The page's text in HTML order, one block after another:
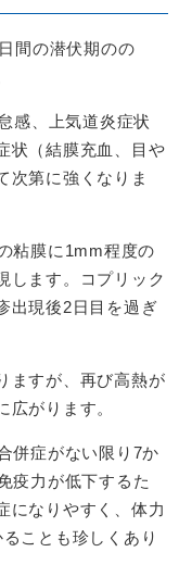
間の潜伏期のの
感、上気道炎症状
状（結膜充血、目や
次第に強くなりま
粘膜に1mm程度の
します。コプリック
出現後2日目を過ぎ
ますが、再び高熱が
がります。
併症がない限り7か
疫力が低下するた
になりやすく、体力
ことも珍しくあり